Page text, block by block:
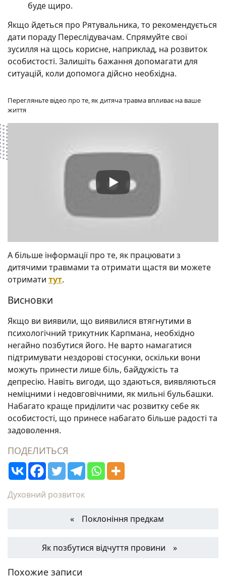
буде щиро.
Якщо йдеться про Рятувальника, то рекомендується
дати пораду Переслідувачам. Спрямуйте свої
зусилля на щось корисне, наприклад, на розвиток
особистості. Залишіть бажання допомагати для
ситуацій, коли допомога дійсно необхідна.
Перегляньте відео про те, як дитяча травма впливає на ваше
життя
А більше інформації про те, як працювати з
дитячими травмами та отримати щастя ви можете
отримати тут.
Висновки
Якщо ви виявили, що виявилися втягнутими в
психологічний трикутник Карпмана, необхідно
негайно позбутися його. Не варто намагатися
підтримувати нездорові стосунки, оскільки вони
можуть принести лише біль, байдужість та
депресію. Навіть вигоди, що здаються, виявляються
неміцними і недовговічними, як мильні бульбашки.
Набагато краще приділити час розвитку себе як
особистості, що принесе набагато більше радості та
задоволення.
ПОДЕЛИТЬСЯ
Духовний розвиток
Поклоніння предкам
Як позбутися відчуття провини
Похожие записи